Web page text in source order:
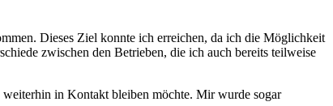
Dieses Ziel konnte ich erreichen, da ich die Möglichkeit
zwischen den Betrieben, die ich auch bereits teilweise
in Kontakt bleiben möchte. Mir wurde sogar